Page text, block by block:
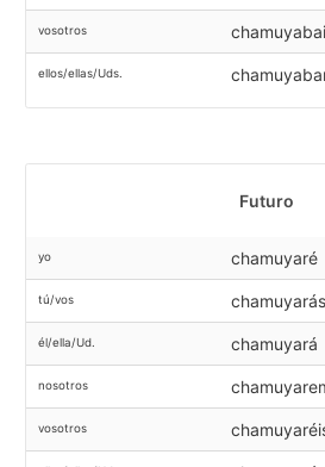
vosotros
ellos/ellas/Uds.
Futuro
yo chamuyaré
tú/vos chamuyarás
él/ella/Ud. chamuyará
nosotros
vosotros